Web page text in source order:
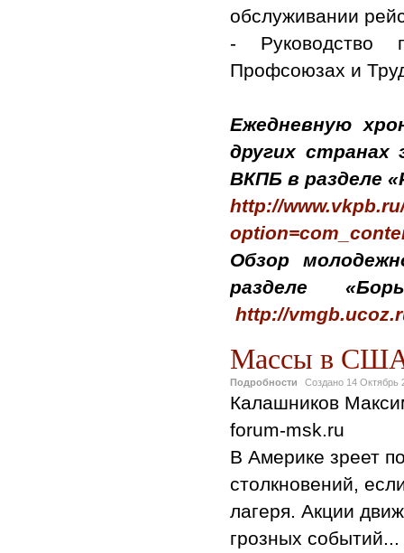
обслуживании
- Руководство
Профсоюзах и
Ежедневную
других
ВКПБ в разделе
http://
Обзор
разделе
http://
Массы в США
Подробности Создано 14 Октябрь
Калашников
forum-msk.ru
В Америке зреет
столкновений,
лагеря. Акции
грозных событий...